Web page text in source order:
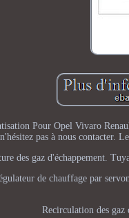
Pour Opel Vivaro
n'hésitez pas à nous contacter.
des gaz d'échappement.
de chauffage par
Recirculation des gaz